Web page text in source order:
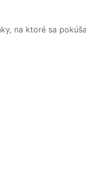
na ktoré sa